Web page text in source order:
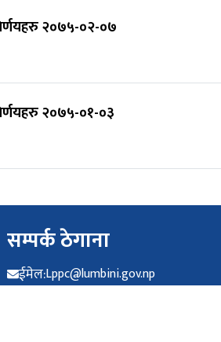
२०७५-०२-०७
२०७५-०१-०३
सम्पर्क ठेगाना
ईमेल:Lppc@lumbini.gov.np